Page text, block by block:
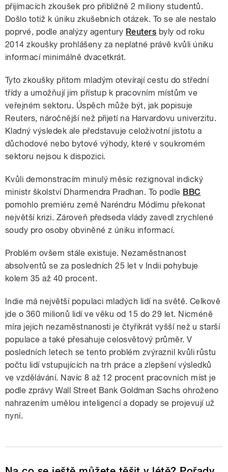
přijímacích zkoušek pro přibližně 2 miliony studentů.
Došlo totiž k úniku zkušebních otázek. To se ale nestalo
poprvé, podle analýzy agentury Reuters byly od roku
2014 zkoušky prohlášeny za neplatné právě kvůli úniku
informací minimálně dvacetkrát.
Tyto zkoušky přitom mladým otevírají cestu do střední
třídy a umožňují jim přístup k pracovním místům ve
veřejném sektoru. Úspěch může být, jak popisuje
Reuters, náročnější než přijetí na Harvardovu univerzitu.
Kladný výsledek ale představuje celoživotní jistotu a
důchodové nebo bytové výhody, které v soukromém
sektoru nejsou k dispozici.
Kvůli demonstracím minulý měsíc rezignoval indický
ministr školství Dharmendra Pradhan. To podle BBC
pomohlo premiéru země Naréndru Módímu překonat
největší krizi. Zároveň předseda vlády zavedl zrychlené
soudy pro osoby obviněné z úniku informací.
Problém ovšem stále existuje. Nezaměstnanost
absolventů se za posledních 25 let v Indii pohybuje
kolem 35 až 40 procent.
Indie má největší populaci mladých lidí na světě. Celkově
jde o 360 milionů lidí ve věku od 15 do 29 let. Nicméně
míra jejich nezaměstnanosti je čtyřikrát vyšší než u starší
populace a také přesahuje celosvětový průměr. V
posledních letech se tento problém zvýraznil kvůli růstu
počtu lidí vstupujících na trh práce a zlepšení výsledků
ve vzdělávání. Navíc 8 až 12 procent pracovních míst je
podle zprávy Wall Street Bank Goldman Sachs ohroženo
nahrazením umělou inteligencí a dopady se projevují už
nyní.